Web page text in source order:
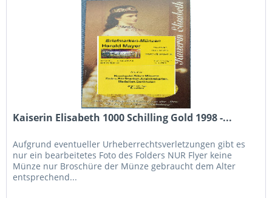
Kaiserin Elisabeth 1000 Schilling Gold 1998 -...
Aufgrund eventueller Urheberrechtsverletzungen gibt es
nur ein bearbeitetes Foto des Folders NUR Flyer keine
Münze nur Broschüre der Münze gebraucht dem Alter
entsprechend...